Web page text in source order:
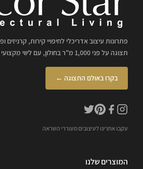
פתרונות עיצוב אדריכלי לחיפויי קירות, קרניזים
תצוגה על פני 1,000 מ"ר בחולון, עם ליווי מקצועי של מעצבי פנים.
בקרו באולם התצוגה ←
עקבו אחרינו לעיצובים מעוררי השראה
המוצרים שלנו